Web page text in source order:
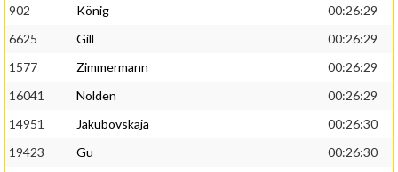
902
König
00:26:29
6625
Gill
00:26:29
1577
Zimmermann
00:26:29
16041
Nolden
00:26:29
14951
Jakubovskaja
00:26:30
19423
Gu
00:26:30